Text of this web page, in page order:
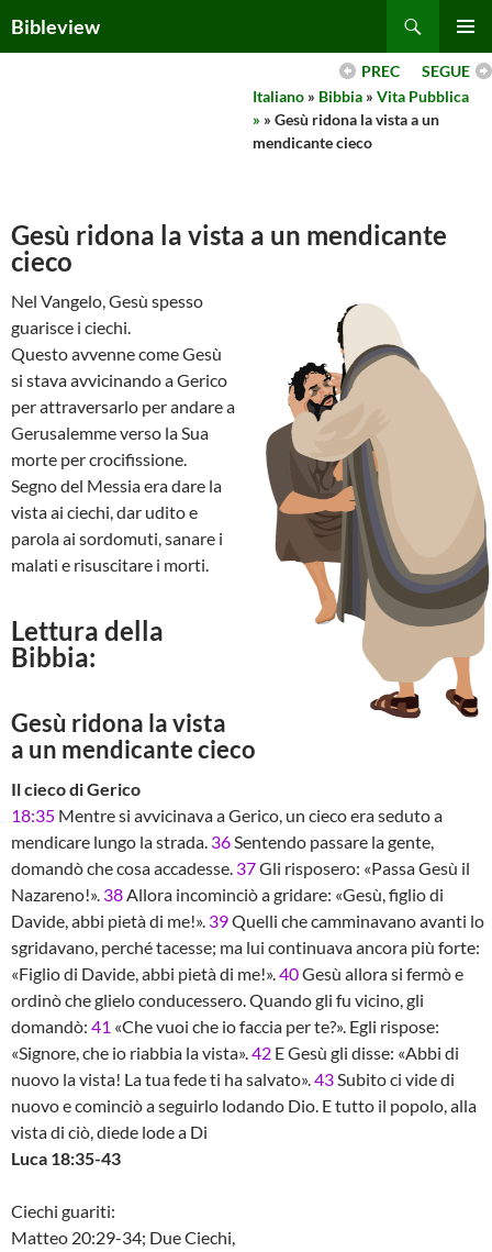
toBibleview
MENU
SEGUE
PREC
Italiano » Bibbia » Vita Pubblica
» » Gesù ridona la vista a un
mendicante cieco
Gesù ridona la vista a un mendicante
cieco
Nel Vangelo, Gesù spesso
guarisce i ciechi.
Questo avvenne come Gesù
si stava avvicinando a Gerico
per attraversarlo per andare a
Gerusalemme verso la Sua
morte per crocifissione.
Segno del Messia era dare la
vista ai ciechi, dar udito e
parola ai sordomuti, sanare i
malati e risuscitare i morti.
Lettura della
Bibbia:
Gesù ridona la vista
a un mendicante cieco
Il cieco di Gerico
18:35 Mentre si avvicinava a Gerico, un cieco era seduto a
mendicare lungo la strada. 36Sentendo passare la gente,
domandò che cosa accadesse. 37Gli risposero: «Passa Gesù il
Nazareno!». 38Allora incominciò a gridare: «Gesù, figlio di
Davide, abbi pietà di me!». 39Quelli che camminavano avanti lo
sgridavano, perché tacesse; ma lui continuava ancora più forte:
«Figlio di Davide, abbi pietà di me!».40Gesù allora si fermò e
ordinò che glielo conducessero. Quando gli fu vicino, gli
domandò: 41 «Che vuoi che io faccia per te?». Egli rispose:
«Signore, che io riabbia la vista».42 E Gesù gli disse: «Abbi di
nuovo la vista! La tua fede ti ha salvato».43Subito ci vide di
nuovo e cominciò a seguirlo lodando Dio. E tutto il popolo, alla
vista di ciò, diede lode a Di
Luca 18:35-43
Ciechi guariti:
Matteo 20:29-34; Due Ciechi,